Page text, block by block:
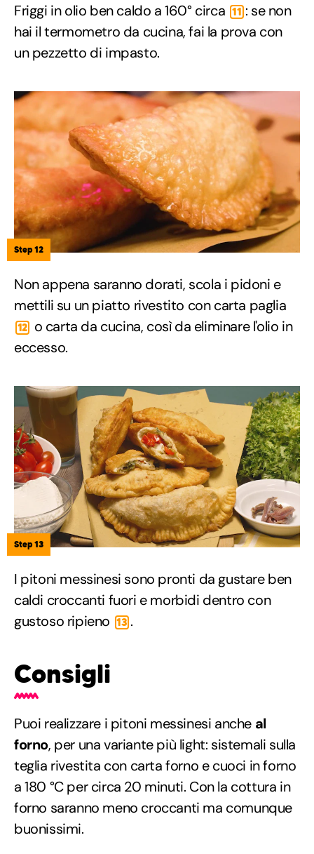
Friggi in olio ben caldo a 160° circa 11 : se non
hai il termometro da cucina, fai la prova con
un pezzetto di impasto.
Step 12
Non appena saranno dorati, scola i pidoni e
mettili su un piatto rivestito con carta paglia
12 o carta da cucina, così da eliminare l'olio in
eccesso.
Step 13
I pitoni messinesi sono pronti da gustare ben
caldi croccanti fuori e morbidi dentro con
gustoso ripieno 13 .
Consigli
Puoi realizzare i pitoni messinesi anche al
forno, per una variante più light: sistemali sulla
teglia rivestita con carta forno e cuoci in forno
a 180 °C per circa 20 minuti. Con la cottura in
forno saranno meno croccanti ma comunque
buonissimi.